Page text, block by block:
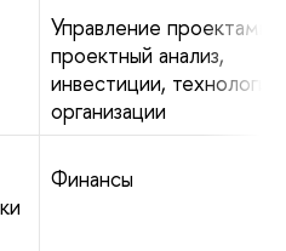
Управление проектами:
проектный анализ,
инвестиции, технологии
организации
Финансы